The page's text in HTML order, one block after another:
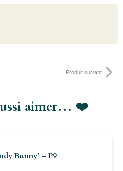
Produit suivant
aimer… ❤️
Bunny’ – P9